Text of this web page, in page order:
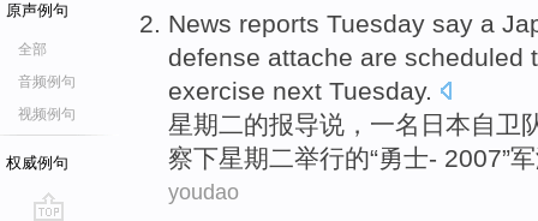
原声例句
全部
音频例句
视频例句
权威例句
News reports Tuesday say a
defense attache are scheduled
exercise next Tuesday.
星期二的报导说 ， 一名 日本自卫
察下星期二举行的“勇士- 2007”
youdao